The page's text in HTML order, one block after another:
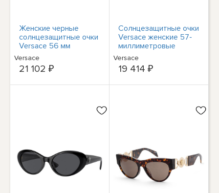
Женские черные
солнцезащитные очки
Versace 56 мм
VE4418-GB1-87
Versace
21 102 ₽
Солнцезащитные очки
Versace женские 57-
миллиметровые
опалово-розовые
VE4460D-5394V0-57
Versace
19 414 ₽